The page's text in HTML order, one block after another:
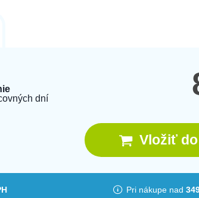
dní
Vložiť
Pri nákupe nad